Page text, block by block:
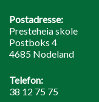
Postadresse:
Presteheia skole
Postboks 4
4685 Nodeland
Telefon:
38 12 75 75